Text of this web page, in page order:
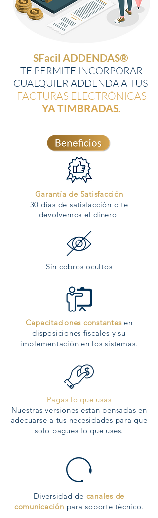
SFacil ADDENDAS®
TE PERMITE INCORPORAR
CUALQUIER ADDENDA A TUS
FACTURAS ELECTRÓNICAS
YA TIMBRADAS.
Garantía de Satisfacción
30 días de satisfacción o te
devolvemos el dinero.
Sin cobros ocultos
Capacitaciones constantes en
disposiciones fiscales y su
implementación en los sistemas.
Pagas lo que usas
Nuestras versiones estan pensadas en
adecuarse a tus necesidades para que
solo pagues lo que uses.
Diversidad de canales de
comunicación para soporte técnico.